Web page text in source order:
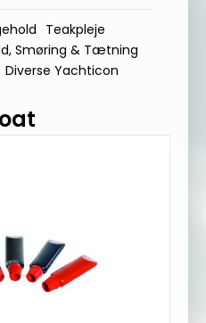
Teakpleje
Smøring & Tætning
Diverse Yachticon